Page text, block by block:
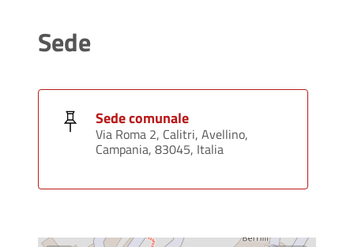
Sede
Sede comunale
Via Roma 2, Calitri, Avellino,
Campania, 83045, Italia